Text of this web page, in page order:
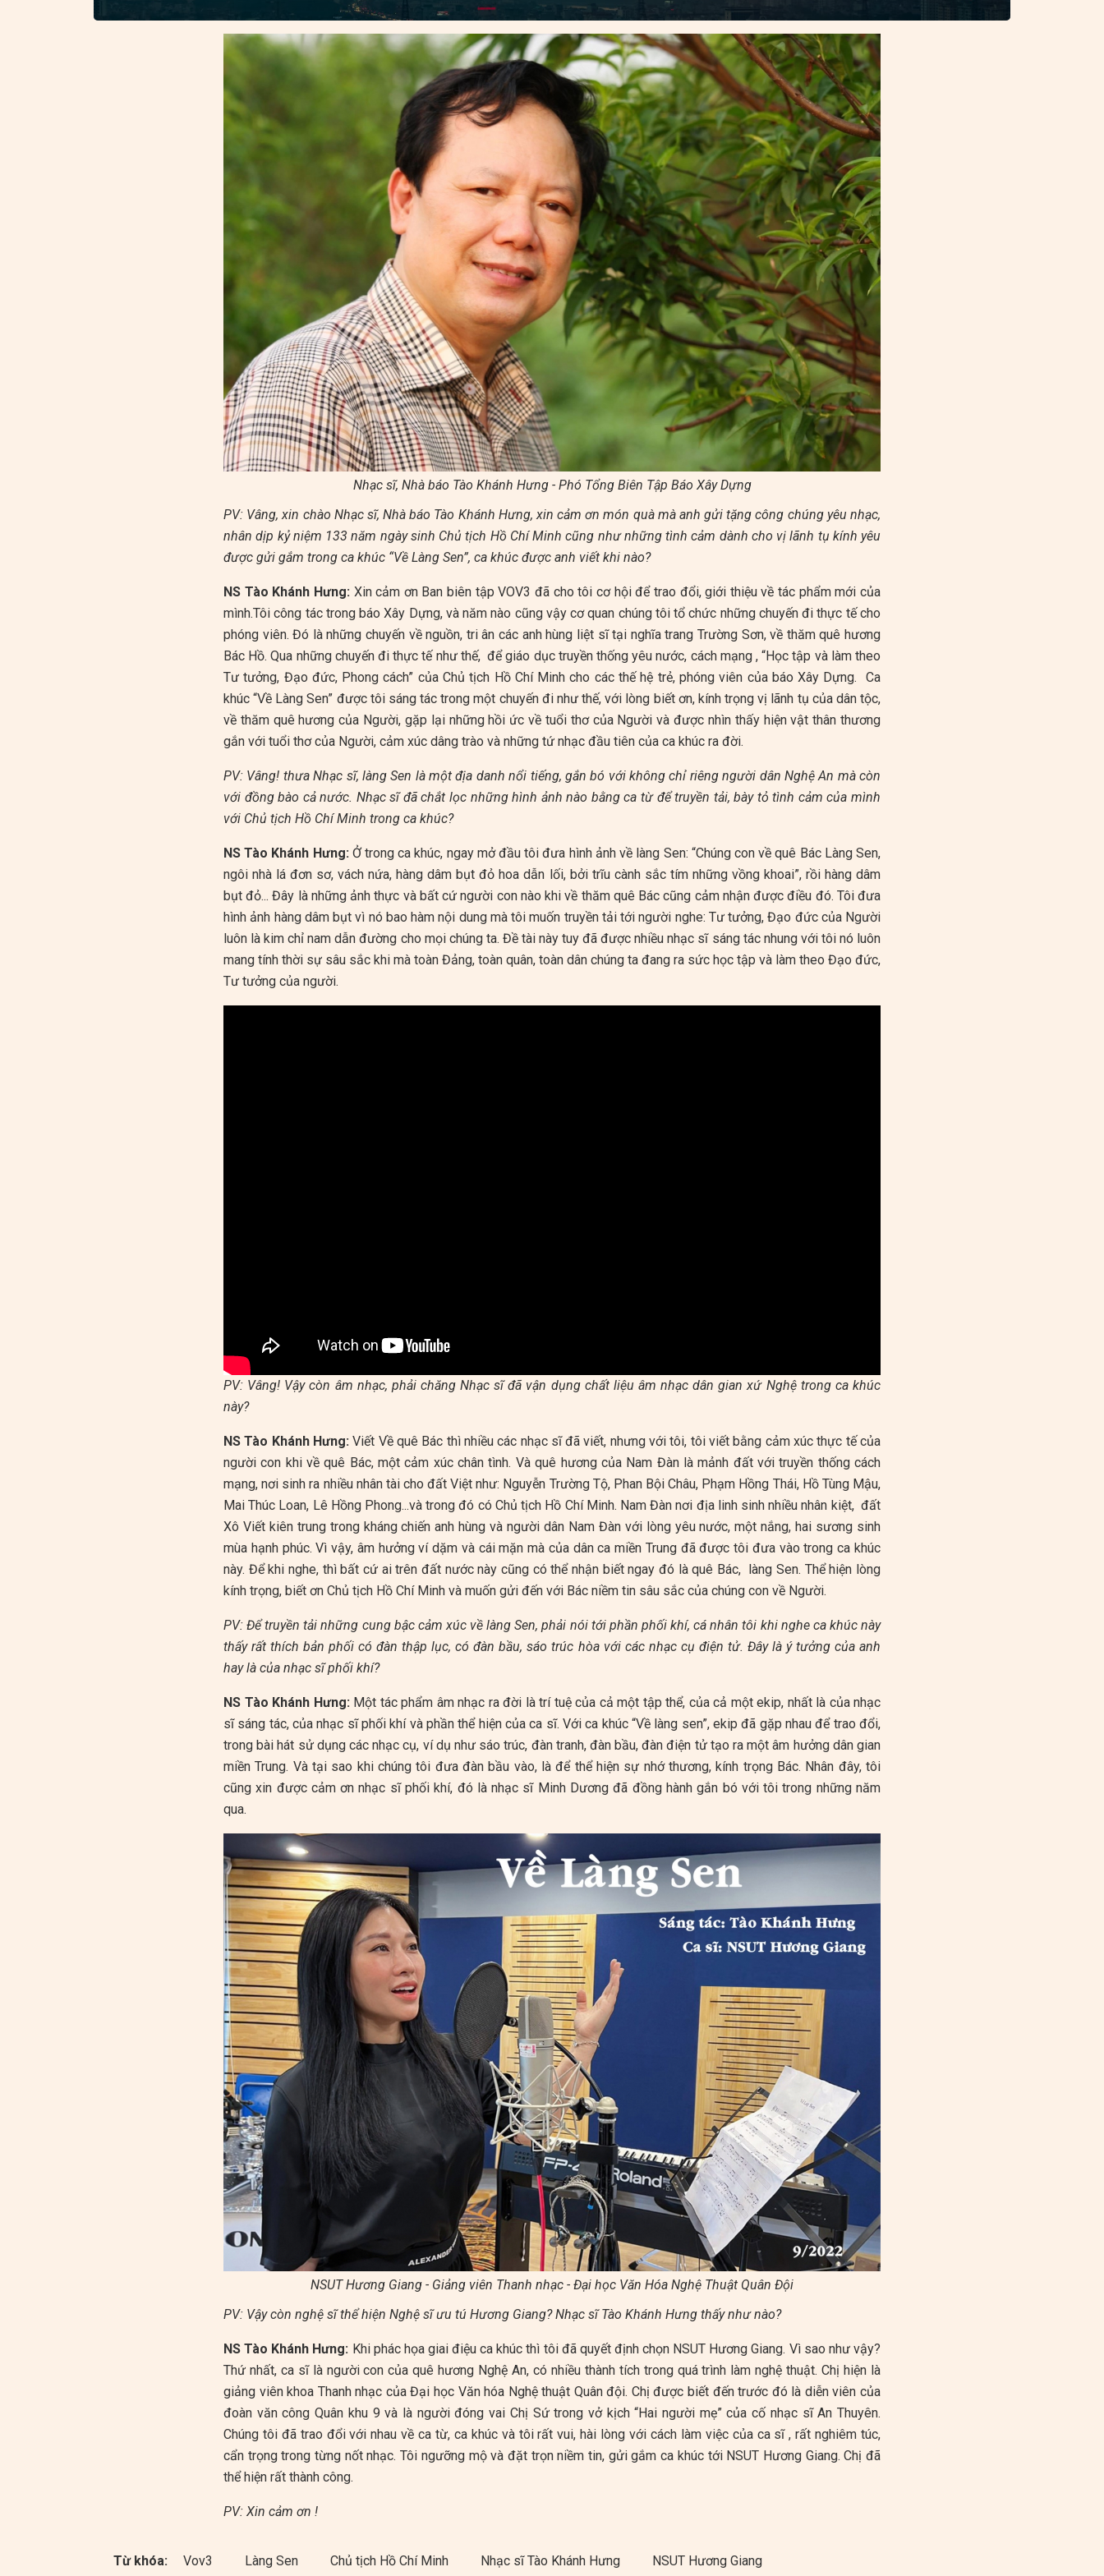
Nhạc sĩ, Nhà báo Tào Khánh Hưng - Phó Tổng Biên Tập Báo Xây Dựng
PV: Vâng, xin chào Nhạc sĩ, Nhà báo Tào Khánh Hưng, xin cảm ơn món quà mà anh gửi tặng công chúng yêu nhạc,
nhân dịp kỷ niệm 133 năm ngày sinh Chủ tịch Hồ Chí Minh cũng như những tình cảm dành cho vị lãnh tụ kính yêu
được gửi gắm trong ca khúc “Về Làng Sen”, ca khúc được anh viết khi nào?
NS Tào Khánh Hưng:Xin cảm ơn Ban biên tập VOV3 đã cho tôi cơ hội để trao đổi, giới thiệu về tác phẩm mới của
mình.Tôi công tác trong báo Xây Dựng, và năm nào cũng vậy cơ quan chúng tôi tổ chức những chuyến đi thực tế cho
phóng viên. Đó là những chuyến về nguồn, tri ân các anh hùng liệt sĩ tại nghĩa trang Trường Sơn, về thăm quê hương
Bác Hồ. Qua những chuyến đi thực tế như thế, để giáo dục truyền thống yêu nước, cách mạng , “Học tập và làm theo
Tư tưởng, Đạo đức, Phong cách” của Chủ tịch Hồ Chí Minh cho các thế hệ trẻ, phóng viên của báo Xây Dựng. Ca
khúc “Về Làng Sen” được tôi sáng tác trong một chuyến đi như thế, với lòng biết ơn, kính trọng vị lãnh tụ của dân tộc,
về thăm quê hương của Người, gặp lại những hồi ức về tuổi thơ của Người và được nhìn thấy hiện vật thân thương
gắn với tuổi thơ của Người, cảm xúc dâng trào và những tứ nhạc đầu tiên của ca khúc ra đời.
PV: Vâng! thưa Nhạc sĩ, làng Sen là một địa danh nổi tiếng, gắn bó với không chỉ riêng người dân Nghệ An mà còn
với đồng bào cả nước. Nhạc sĩ đã chắt lọc những hình ảnh nào bằng ca từ để truyền tải, bày tỏ tình cảm của mình
với Chủ tịch Hồ Chí Minh trong ca khúc?
NS Tào Khánh Hưng:Ở trong ca khúc, ngay mở đầu tôi đưa hình ảnh về làng Sen: “Chúng con về quê Bác Làng Sen,
ngôi nhà lá đơn sơ, vách nứa, hàng dâm bụt đỏ hoa dẫn lối, bởi trĩu cành sắc tím những vồng khoai”, rồi hàng dâm
bụt đỏ... Đây là những ảnh thực và bất cứ người con nào khi về thăm quê Bác cũng cảm nhận được điều đó. Tôi đưa
hình ảnh hàng dâm bụt vì nó bao hàm nội dung mà tôi muốn truyền tải tới người nghe: Tư tưởng, Đạo đức của Người
luôn là kim chỉ nam dẫn đường cho mọi chúng ta. Đề tài này tuy đã được nhiều nhạc sĩ sáng tác nhung với tôi nó luôn
mang tính thời sự sâu sắc khi mà toàn Đảng, toàn quân, toàn dân chúng ta đang ra sức học tập và làm theo Đạo đức,
Tư tưởng của người.
PV: Vâng! Vậy còn âm nhạc, phải chăng Nhạc sĩ đã vận dụng chất liệu âm nhạc dân gian xứ Nghệ trong ca khúc
này?
NS Tào Khánh Hưng:Viết Về quê Bác thì nhiều các nhạc sĩ đã viết, nhưng với tôi, tôi viết bằng cảm xúc thực tế của
người con khi về quê Bác, một cảm xúc chân tình. Và quê hương của Nam Đàn là mảnh đất với truyền thống cách
mạng, nơi sinh ra nhiều nhân tài cho đất Việt như: Nguyễn Trường Tộ, Phan Bội Châu, Phạm Hồng Thái, Hồ Tùng Mậu,
Mai Thúc Loan, Lê Hồng Phong...và trong đó có Chủ tịch Hồ Chí Minh. Nam Đàn nơi địa linh sinh nhiều nhân kiệt, đất
Xô Viết kiên trung trong kháng chiến anh hùng và người dân Nam Đàn với lòng yêu nước, một nắng, hai sương sinh
mùa hạnh phúc. Vì vậy, âm hưởng ví dặm và cái mặn mà của dân ca miền Trung đã được tôi đưa vào trong ca khúc
này. Để khi nghe, thì bất cứ ai trên đất nước này cũng có thể nhận biết ngay đó là quê Bác, làng Sen. Thể hiện lòng
kính trọng, biết ơn Chủ tịch Hồ Chí Minh và muốn gửi đến với Bác niềm tin sâu sắc của chúng con về Người.
PV: Để truyền tải những cung bậc cảm xúc về làng Sen, phải nói tới phần phối khí, cá nhân tôi khi nghe ca khúc này
thấy rất thích bản phối có đàn thập lục, có đàn bầu, sáo trúc hòa với các nhạc cụ điện tử. Đây là ý tưởng của anh
hay là của nhạc sĩ phối khí?
NS Tào Khánh Hưng: Một tác phẩm âm nhạc ra đời là trí tuệ của cả một tập thể, của cả một ekip, nhất là của nhạc
sĩ sáng tác, của nhạc sĩ phối khí và phần thể hiện của ca sĩ. Với ca khúc “Về làng sen”, ekip đã gặp nhau để trao đổi,
trong bài hát sử dụng các nhạc cụ, ví dụ như sáo trúc, đàn tranh, đàn bầu, đàn điện tử tạo ra một âm hưởng dân gian
miền Trung. Và tại sao khi chúng tôi đưa đàn bầu vào, là để thể hiện sự nhớ thương, kính trọng Bác. Nhân đây, tôi
cũng xin được cảm ơn nhạc sĩ phối khí, đó là nhạc sĩ Minh Dương đã đồng hành gắn bó với tôi trong những năm
qua.
NSUT Hương Giang - Giảng viên Thanh nhạc - Đại học Văn Hóa Nghệ Thuật Quân Đội
PV: Vậy còn nghệ sĩ thể hiện Nghệ sĩ ưu tú Hương Giang? Nhạc sĩ Tào Khánh Hưng thấy như nào?
NS Tào Khánh Hưng: Khi phác họa giai điệu ca khúc thì tôi đã quyết định chọn NSUT Hương Giang. Vì sao như vậy?
Thứ nhất, ca sĩ là người con của quê hương Nghệ An, có nhiều thành tích trong quá trình làm nghệ thuật. Chị hiện là
giảng viên khoa Thanh nhạc của Đại học Văn hóa Nghệ thuật Quân đội. Chị được biết đến trước đó là diễn viên của
đoàn văn công Quân khu 9 và là người đóng vai Chị Sứ trong vở kịch “Hai người mẹ” của cố nhạc sĩ An Thuyên.
Chúng tôi đã trao đổi với nhau về ca từ, ca khúc và tôi rất vui, hài lòng với cách làm việc của ca sĩ , rất nghiêm túc,
cẩn trọng trong từng nốt nhạc. Tôi ngưỡng mộ và đặt trọn niềm tin, gửi gắm ca khúc tới NSUT Hương Giang. Chị đã
thể hiện rất thành công.
PV: Xin cảm ơn !
Từ khóa: Vov3 Làng Sen Chủ tịch Hồ Chí Minh Nhạc sĩ Tào Khánh Hưng NSUT Hương Giang